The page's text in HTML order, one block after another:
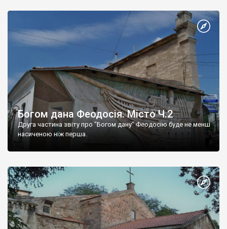
Богом дана Феодосія. Місто Ч.2
Друга частина звіту про "Богом дану" Феодосію буде не менш
насиченою ніж перша.